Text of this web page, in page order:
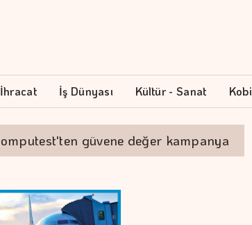
İş Dünyası Kültür - Sanat Kobi
güvene değer kampanya